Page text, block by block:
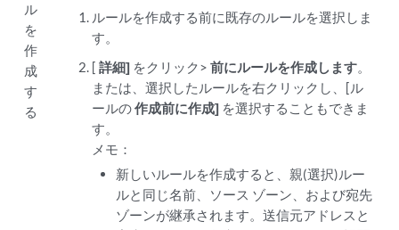
ル
を
作
成
す
る
ルールを作成する前に既存のルールを選択しま
す。
[ 詳細]をクリック> 前にルールを作成します。
または、選択したルールを右クリックし、[ル
ールの作成前に作成]を選択することもできま
す。
メモ：
新しいルールを作成すると、親(選択)ルー
ルと同じ名前、ソース ゾーン、および宛先
ゾーンが継承されます。送信元アドレスと